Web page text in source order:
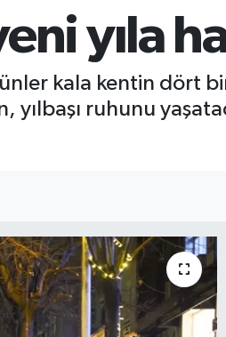
yıla
kala kentin dört bir
yılbaşı ruhunu